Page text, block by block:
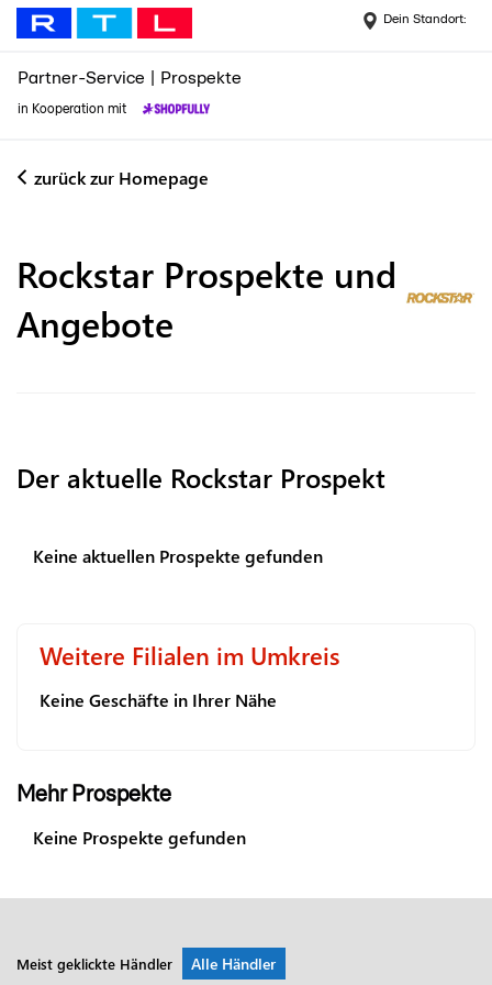
Dein Standort:
Partner-Service Prospekte
in Kooperation mit
zurück zur Homepage
Weitere Filialen im Umkreis
Keine Geschäfte in Ihrer Nähe
Rockstar Prospekte und
Angebote
Der aktuelle Rockstar Prospekt
Keine aktuellen Prospekte gefunden
Mehr Prospekte
Keine Prospekte gefunden
Meist geklickte Händler Alle Händler